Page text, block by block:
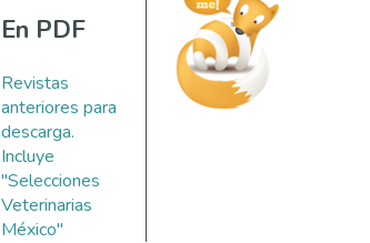
En PDF
Revistas
anteriores para
descarga.
Incluye
"Selecciones
Veterinarias
México"